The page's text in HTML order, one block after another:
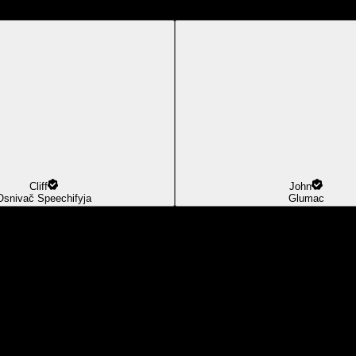
Cliff
Speechifyja
John
Glumac